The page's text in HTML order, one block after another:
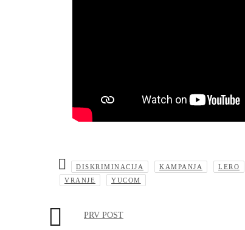
DISKRIMINACIJA KAMPANJA LERO
VRANJE
YUCOM
PRV POST